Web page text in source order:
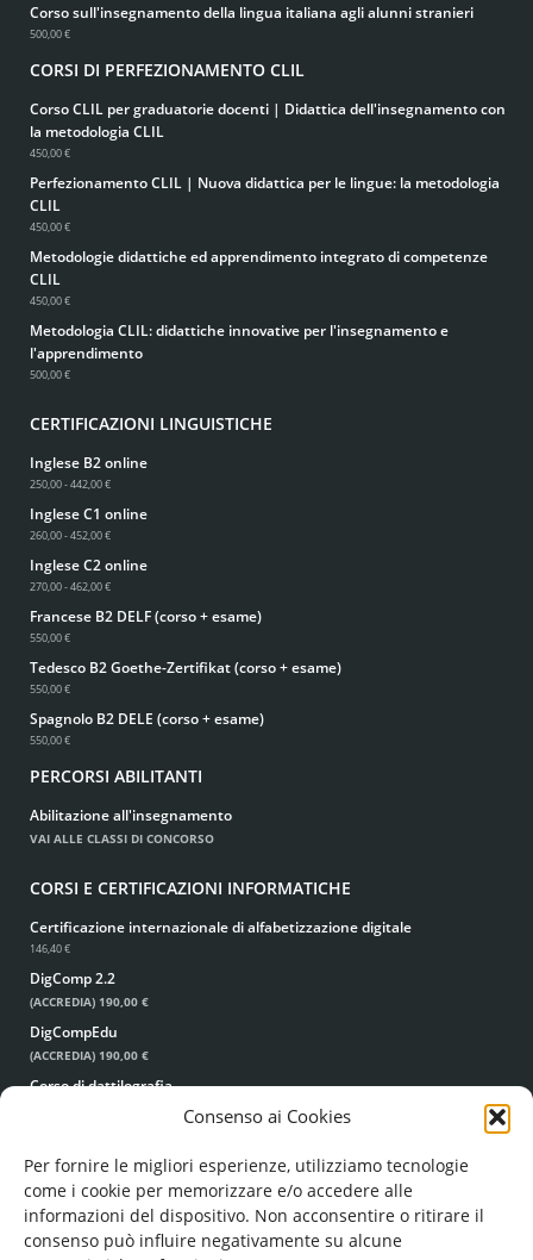
Consenso ai Cookies
Per fornire le migliori esperienze, utilizziamo tecnologie
come i cookie per memorizzare e/o accedere alle
informazioni del dispositivo. Non acconsentire o ritirare il
consenso può influire negativamente su alcune
Corso sull'insegnamento della lingua italiana agli alunni stranieri
500,00 €
CORSI DI PERFEZIONAMENTO CLIL
Corso CLIL per graduatorie docenti | Didattica dell'insegnamento con
la metodologia CLIL
450,00 €
Perfezionamento CLIL | Nuova didattica per le lingue: la metodologia
CLIL
450,00 €
Metodologie didattiche ed apprendimento integrato di competenze
CLIL
450,00 €
Metodologia CLIL: didattiche innovative per l'insegnamento e
l'apprendimento
500,00 €
CERTIFICAZIONI LINGUISTICHE
Inglese B2 online
250,00 - 442,00 €
Inglese C1 online
260,00 - 452,00 €
Inglese C2 online
270,00 - 462,00 €
Francese B2 DELF (corso + esame)
550,00 €
Tedesco B2 Goethe-Zertifikat (corso + esame)
550,00 €
Spagnolo B2 DELE (corso + esame)
550,00 €
PERCORSI ABILITANTI
Abilitazione all'insegnamento
VAI ALLE CLASSI DI CONCORSO
CORSI E CERTIFICAZIONI INFORMATICHE
Certificazione internazionale di alfabetizzazione digitale
146,40 €
DigComp 2.2
(ACCREDIA) 190,00 €
DigCompEdu
(ACCREDIA) 190,00 €
Corso di dattilografia